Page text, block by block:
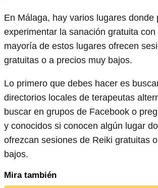
En Málaga, hay varios lugares donde
experimentar la sanación gratuita con
mayoría de estos lugares ofrecen
gratuitas o a precios muy bajos.
Lo primero que debes hacer es
directorios locales de terapeutas
buscar en grupos de Facebook o
y conocidos si conocen algún lugar
ofrezcan sesiones de Reiki gratuitas
bajos.
Mira también